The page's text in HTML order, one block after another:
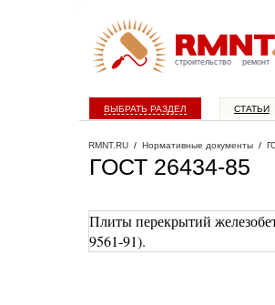
строительство ремонт
ВЫБРАТЬ РАЗДЕЛ СТАТЬИ
RMNT.RU / Нормативные документы /
ГОСТ 26434-85
Плиты перекрытий
9561-91).